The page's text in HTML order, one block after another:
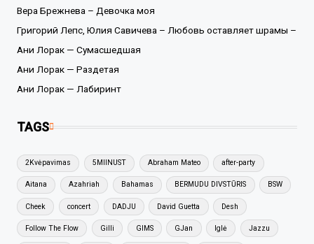
Вера Брежнева – Девочка моя
Григорий Лепс, Юлия Савичева – Любовь оставляет шрамы –
Ани Лорак — Сумасшедшая
Ани Лорак — Раздетая
Ани Лорак — Лабиринт
TAGS
2Kvėpavimas 5MIINUST Abraham Mateo after-party
Aitana Azahriah Bahamas BERMUDU DIVSTŪRIS BSW
Cheek concert DADJU David Guetta Desh
Follow The Flow Gilli GIMS GJan Iglė Jazzu